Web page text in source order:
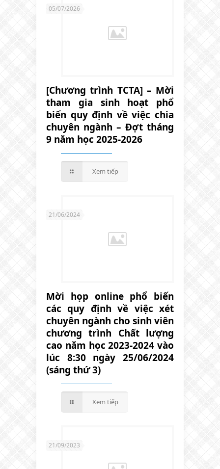
05/07/2026
[Chương trình TCTA] – Mời
tham gia sinh hoạt phổ
biến quy định về việc chia
chuyên ngành – Đợt tháng
9 năm học 2025-2026
Xem tiếp
21/06/2024
Mời họp online phổ biến
các quy định về việc xét
chuyên ngành cho sinh viên
chương trình Chất lượng
cao năm học 2023-2024 vào
lúc 8:30 ngày 25/06/2024
(sáng thứ 3)
Xem tiếp
21/09/2023